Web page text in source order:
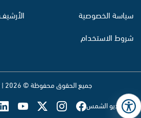
سياسة الخصوصية
شروط الاستخدام
جميع الحقوق محفوظة © 2026 | موقع الشمس
تابع راديو الشمس